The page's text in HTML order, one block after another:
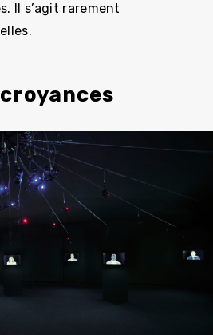
Il s’agit rarement